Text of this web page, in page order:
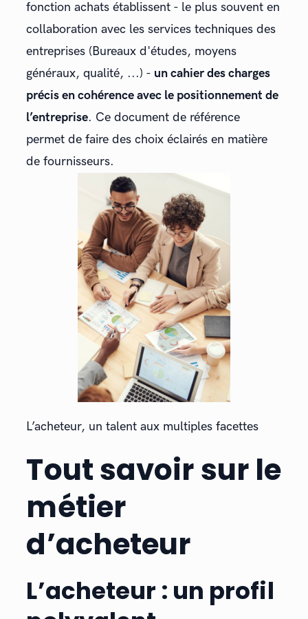
fonction achats établissent - le plus souvent en
collaboration avec les services techniques des
entreprises (Bureaux d'études, moyens
généraux, qualité, ...) - un cahier des charges
précis en cohérence avec le positionnement de
l’entreprise. Ce document de référence
permet de faire des choix éclairés en matière
de fournisseurs.
L’acheteur, un talent aux multiples facettes
Tout savoir sur le
métier
d’acheteur
L’acheteur : un profil